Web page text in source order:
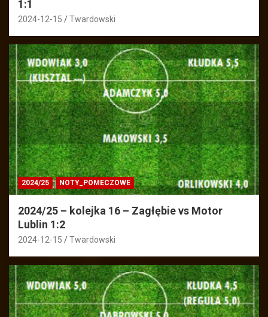
1:1
2024-12-15 Twardowski
2024/25 NOTY_POMECZOWE
2024/25 – kolejka 16 – Zagłębie vs Motor
Lublin 1:2
2024-12-15 Twardowski